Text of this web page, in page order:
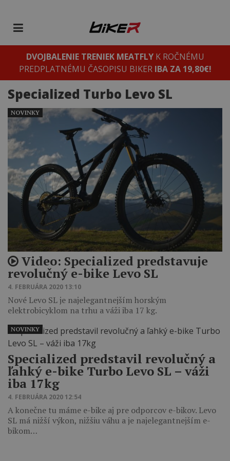
DVOJBALENIE TRENIEK MEATFLYK ROČNÉMU
PREDPLATNÉMU ČASOPISU BIKER IBA ZA 19,80€!
Specialized Turbo Levo SL
Video: Specialized predstavuje
revolučný e-bike Levo SL
4. FEBRUÁRA 2020 13:10
Nové Levo SL je najelegantnejším horským
elektrobicyklom na trhu a váži iba 17 kg.
NOVINKY
Specialized predstavil revolučný a
ľahký e-bike Turbo Levo SL – váži
iba 17kg
4. FEBRUÁRA 2020 12:54
A konečne tu máme e-bike aj pre odporcov e-bikov. Levo
SL má nižší výkon, nižšiu váhu a je najelegantnejším e-
bikom…
NOVINKY